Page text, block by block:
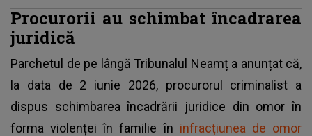
Procurorii au schimbat încadrarea
juridică
Parchetul de pe lângă Tribunalul Neamț a anunțat că,
la data de 2 iunie 2026, procurorul criminalist a
dispus schimbarea încadrării juridice din omor în
forma violenței în familie în infracțiunea de omor